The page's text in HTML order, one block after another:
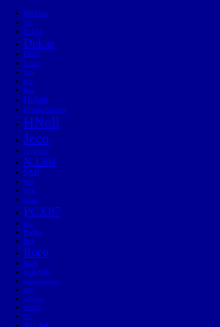
Brekina
C3b
D 174
Dekas
Dm3
F 1207
FM4
Fv1
Hbis
Heljan
Hjulmarknaden
HNoll
Jeco
Lövhöjden
N 1304
NMJ
NOJ
NVR
One87
PCX87
Piko
Pocher
Rc4
Roco
Saab
Saab 900
Spårvägsmuseet
SRS
Steninge
SV&LV
T21